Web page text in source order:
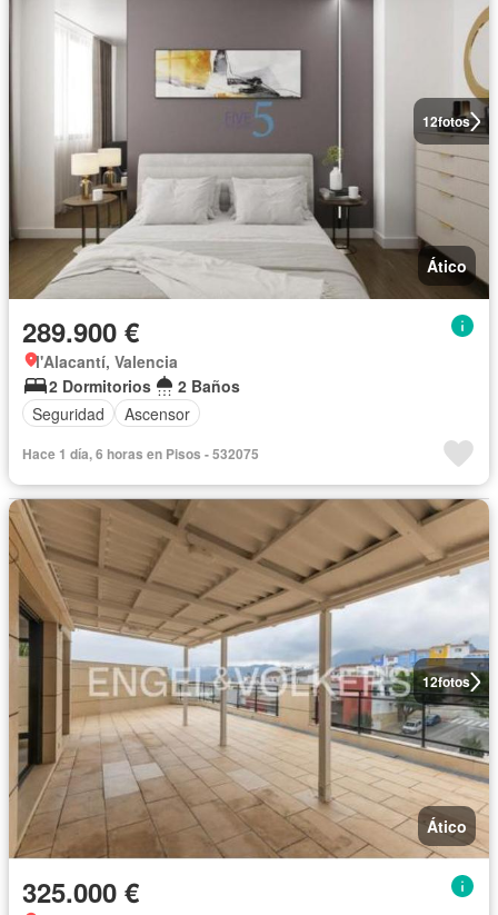
12fotos
Ático
289.900 €
l'Alacantí, Valencia
2 Dormitorios
2 Baños
Seguridad
Ascensor
Hace 1 día, 6 horas en Pisos - 532075
12fotos
Ático
325.000 €